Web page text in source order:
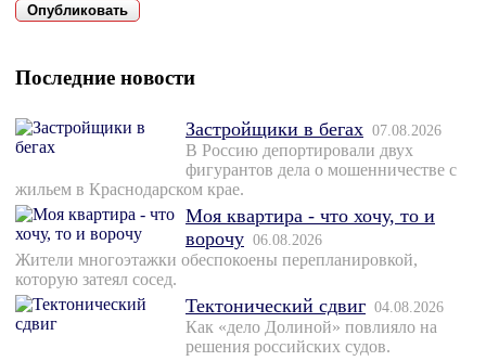
Последние новости
Застройщики в бегах 07.08.2026
В Россию депортировали двух
фигурантов дела о мошенничестве с
жильем в Краснодарском крае.
Моя квартира - что хочу, то и
ворочу 06.08.2026
Жители многоэтажки обеспокоены перепланировкой,
которую затеял сосед.
Тектонический сдвиг 04.08.2026
Как «дело Долиной» повлияло на
решения российских судов.